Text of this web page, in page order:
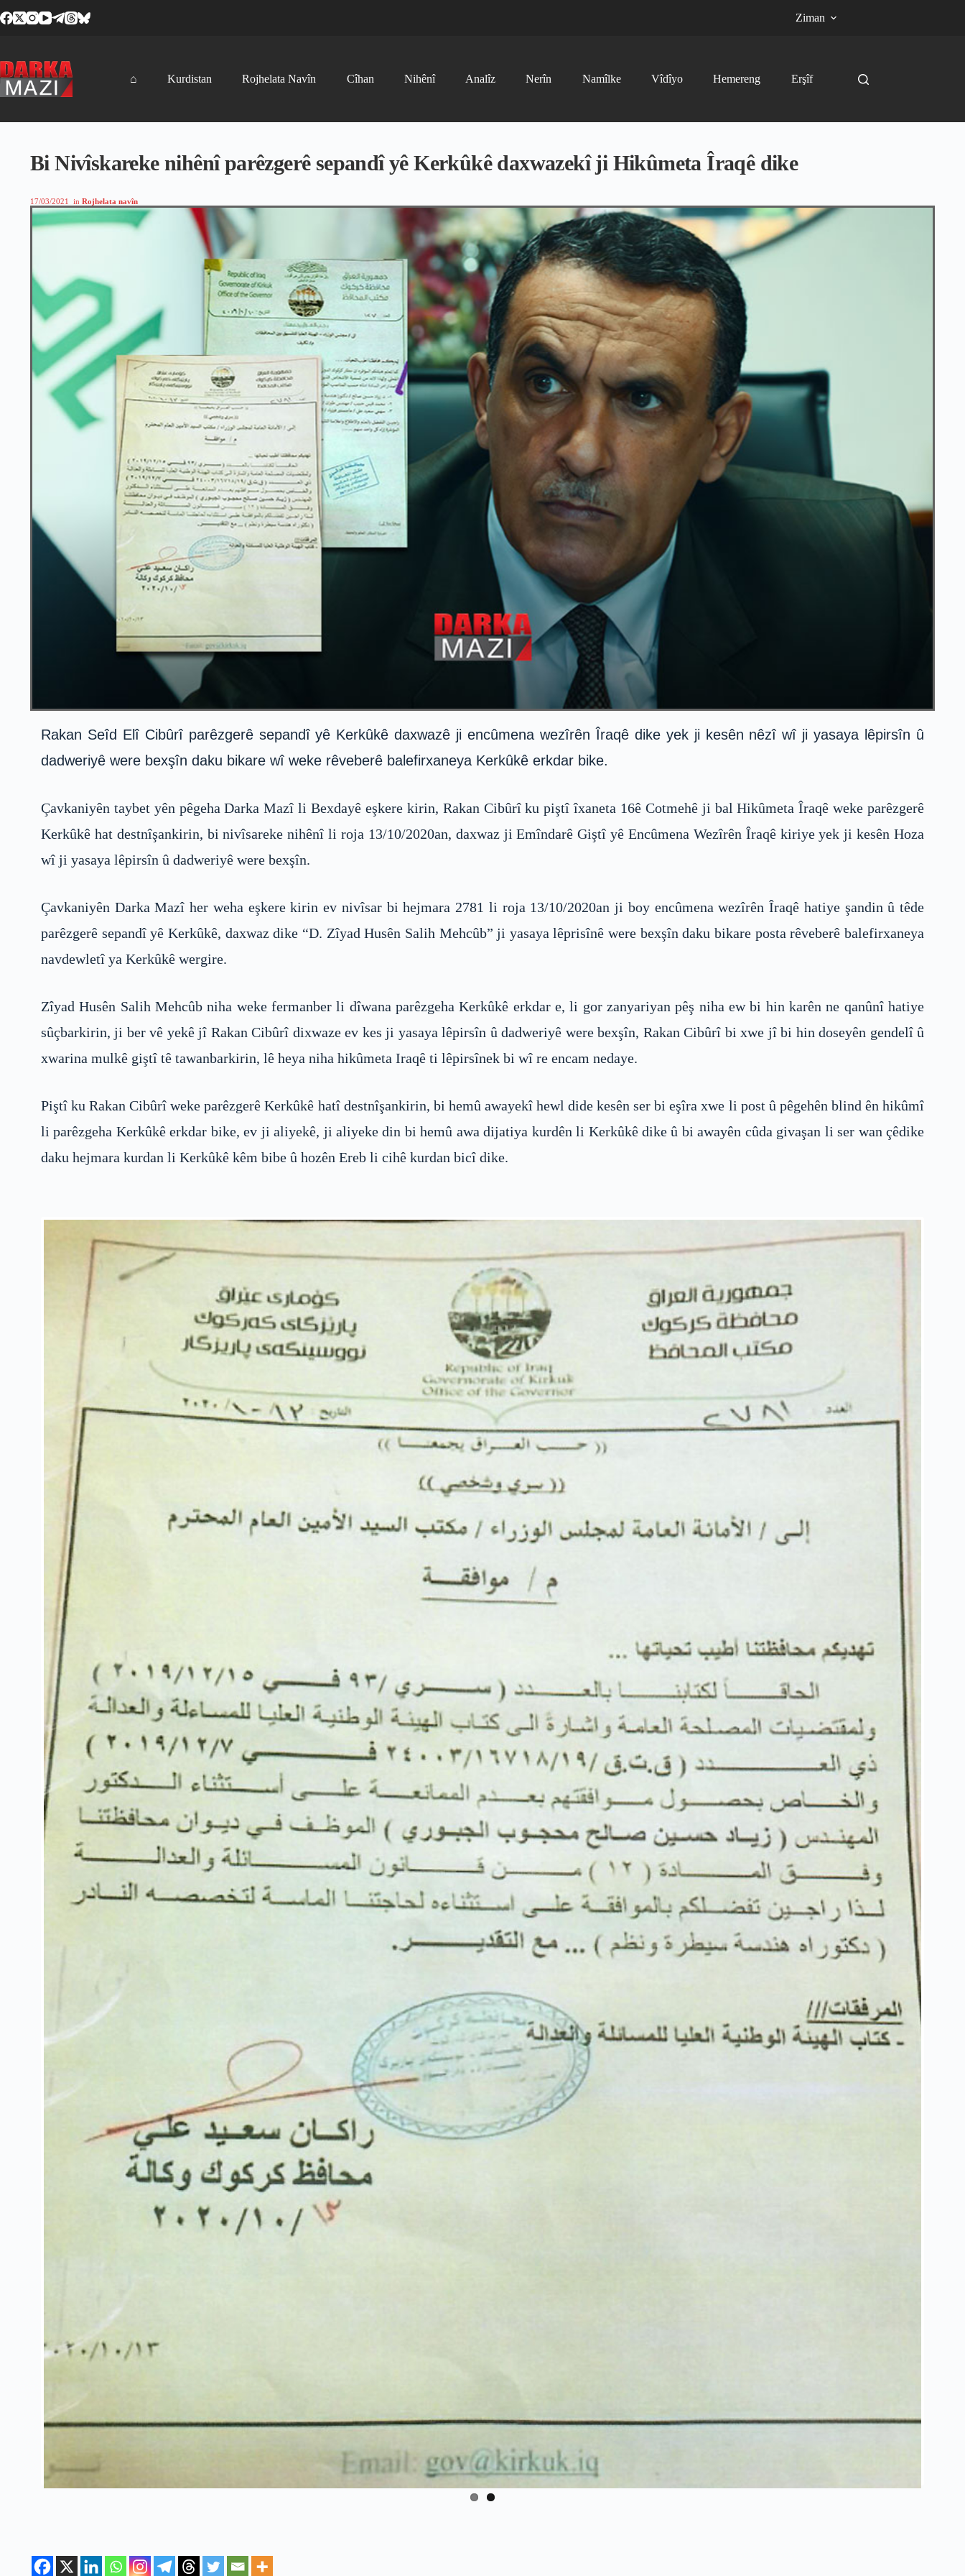
to
Ziman
⌂ Kurdistan Rojhelata Navîn Cîhan Nihênî Analîz Nerîn Namîlke Vîdîyo Hemereng Erşîf
Bi Nivîskareke nihênî parêzgerê sepandî yê Kerkûkê daxwazekî ji Hikûmeta Îraqê dike
17/03/2021 in Rojhelata navîn
Rakan Seîd Elî Cibûrî parêzgerê sepandî yê Kerkûkê daxwazê ji encûmena wezîrên Îraqê dike yek ji kesên nêzî wî ji yasaya lêpirsîn û
dadweriyê were bexşîn daku bikare wî weke rêveberê balefirxaneya Kerkûkê erkdar bike.
Çavkaniyên taybet yên pêgeha Darka Mazî li Bexdayê eşkere kirin, Rakan Cibûrî ku piştî îxaneta 16ê Cotmehê ji bal Hikûmeta Îraqê weke parêzgerê
Kerkûkê hat destnîşankirin, bi nivîsareke nihênî li roja 13/10/2020an, daxwaz ji Emîndarê Giştî yê Encûmena Wezîrên Îraqê kiriye yek ji kesên Hoza
wî ji yasaya lêpirsîn û dadweriyê were bexşîn.
Çavkaniyên Darka Mazî her weha eşkere kirin ev nivîsar bi hejmara 2781 li roja 13/10/2020an ji boy encûmena wezîrên Îraqê hatiye şandin û têde
parêzgerê sepandî yê Kerkûkê, daxwaz dike “D. Zîyad Husên Salih Mehcûb” ji yasaya lêprisînê were bexşîn daku bikare posta rêveberê balefirxaneya
navdewletî ya Kerkûkê wergire.
Zîyad Husên Salih Mehcûb niha weke fermanber li dîwana parêzgeha Kerkûkê erkdar e, li gor zanyariyan pêş niha ew bi hin karên ne qanûnî hatiye
sûçbarkirin, ji ber vê yekê jî Rakan Cibûrî dixwaze ev kes ji yasaya lêpirsîn û dadweriyê were bexşîn, Rakan Cibûrî bi xwe jî bi hin doseyên gendelî û
xwarina mulkê giştî tê tawanbarkirin, lê heya niha hikûmeta Iraqê ti lêpirsînek bi wî re encam nedaye.
Piştî ku Rakan Cibûrî weke parêzgerê Kerkûkê hatî destnîşankirin, bi hemû awayekî hewl dide kesên ser bi eşîra xwe li post û pêgehên blind ên hikûmî
li parêzgeha Kerkûkê erkdar bike, ev ji aliyekê, ji aliyeke din bi hemû awa dijatiya kurdên li Kerkûkê dike û bi awayên cûda givaşan li ser wan çêdike
daku hejmara kurdan li Kerkûkê kêm bibe û hozên Ereb li cihê kurdan bicî dike.